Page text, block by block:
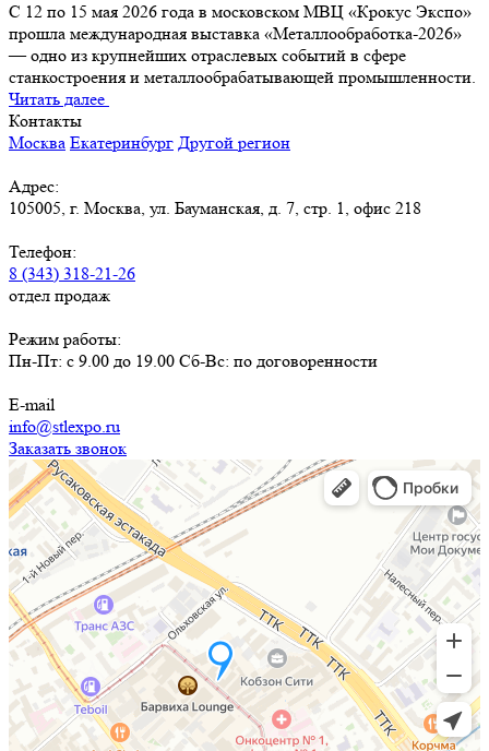
С 12 по 15 мая 2026 года в московском МВЦ «Крокус Экспо»
прошла международная выставка «Металлообработка-2026»
— одно из крупнейших отраслевых событий в сфере
станкостроения и металлообрабатывающей промышленности.
Читать далее
Контакты
Москва Екатеринбург Другой регион
Адрес:
105005, г. Москва, ул. Бауманская, д. 7, стр. 1, офис 218
Телефон:
8 (343) 318-21-26
отдел продаж
Режим работы:
Пн-Пт: с 9.00 до 19.00 Сб-Вс: по договоренности
E-mail
info@stlexpo.ru
Заказать звонок